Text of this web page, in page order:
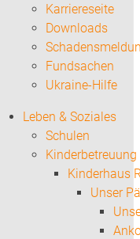
Karriereseite
Downloads
Fundsachen
Ukraine-Hilfe
Leben & Soziales
Schulen
Kinderbetreuung
Kinderhaus
Unser